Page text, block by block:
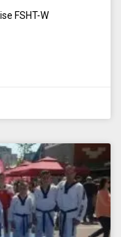
FSHT-W